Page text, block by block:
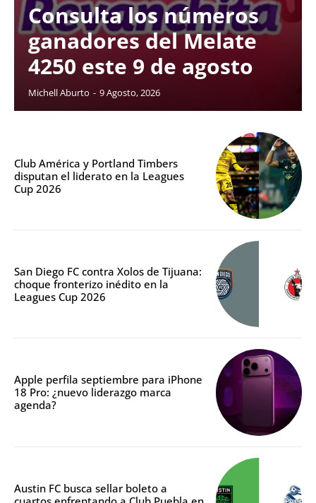
Consulta los números
ganadores del Melate
4250 este 9 de agosto
Michell Aburto - 9 Agosto, 2026
Club América y Portland Timbers
disputan el liderato en la Leagues
Cup 2026
San Diego FC contra Xolos de Tijuana:
choque fronterizo inédito en la
Leagues Cup 2026
Apple perfila septiembre para iPhone
18 Pro: ¿nuevo liderazgo marca
agenda?
Austin FC busca sellar boleto a